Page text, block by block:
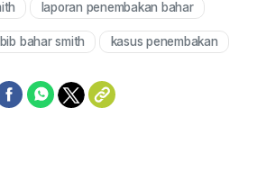
Mute
laporan penembakan bahar
bahar smith kasus penembakan